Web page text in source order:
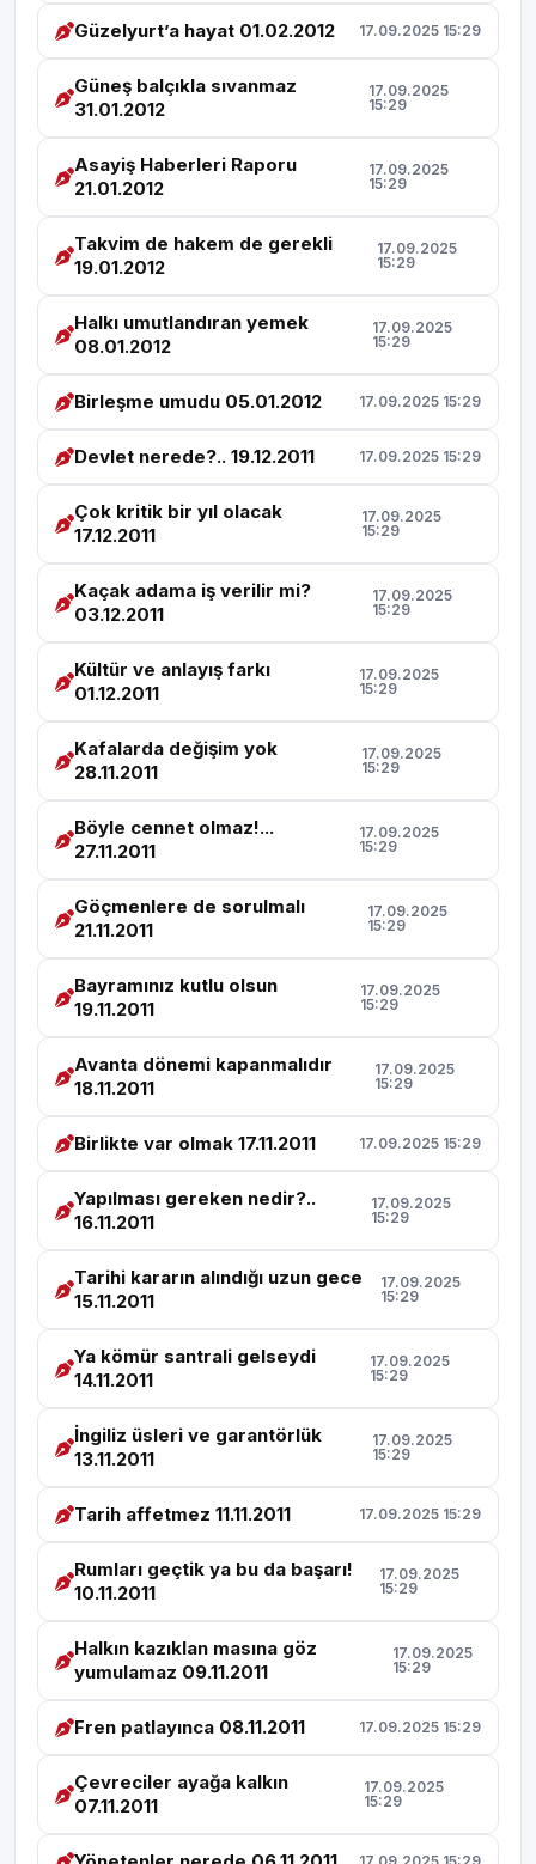
Güzelyurt’a hayat 01.02.2012 17.09.2025 15:29
Güneş balçıkla sıvanmaz
31.01.2012
17.09.2025
15:29
Asayiş Haberleri Raporu
21.01.2012
17.09.2025
15:29
Takvim de hakem de gerekli
19.01.2012
17.09.2025
15:29
Halkı umutlandıran yemek
08.01.2012
17.09.2025
15:29
Birleşme umudu 05.01.2012 17.09.2025 15:29
Devlet nerede?.. 19.12.2011 17.09.2025 15:29
Çok kritik bir yıl olacak
17.12.2011
17.09.2025
15:29
Kaçak adama iş verilir mi?
03.12.2011
17.09.2025
15:29
Kültür ve anlayış farkı
01.12.2011
17.09.2025
15:29
Kafalarda değişim yok
28.11.2011
17.09.2025
15:29
Böyle cennet olmaz!...
27.11.2011
17.09.2025
15:29
Göçmenlere de sorulmalı
21.11.2011
17.09.2025
15:29
Bayramınız kutlu olsun
19.11.2011
17.09.2025
15:29
Avanta dönemi kapanmalıdır
18.11.2011
17.09.2025
15:29
Birlikte var olmak 17.11.2011 17.09.2025 15:29
Yapılması gereken nedir?..
16.11.2011
17.09.2025
15:29
Tarihi kararın alındığı uzun gece
15.11.2011
17.09.2025
15:29
Ya kömür santrali gelseydi
14.11.2011
17.09.2025
15:29
İngiliz üsleri ve garantörlük
13.11.2011
17.09.2025
15:29
Tarih affetmez 11.11.2011 17.09.2025 15:29
Rumları geçtik ya bu da başarı!
10.11.2011
17.09.2025
15:29
Halkın kazıklan masına göz
yumulamaz 09.11.2011
17.09.2025
15:29
Fren patlayınca 08.11.2011 17.09.2025 15:29
Çevreciler ayağa kalkın
07.11.2011
17.09.2025
15:29